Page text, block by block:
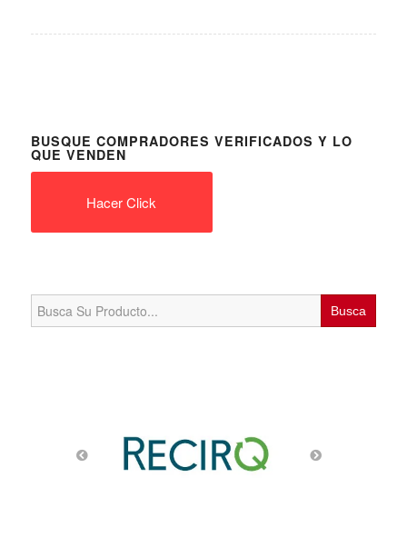
BUSQUE COMPRADORES VERIFICADOS Y LO
QUE VENDEN
Hacer Click
Search
for: